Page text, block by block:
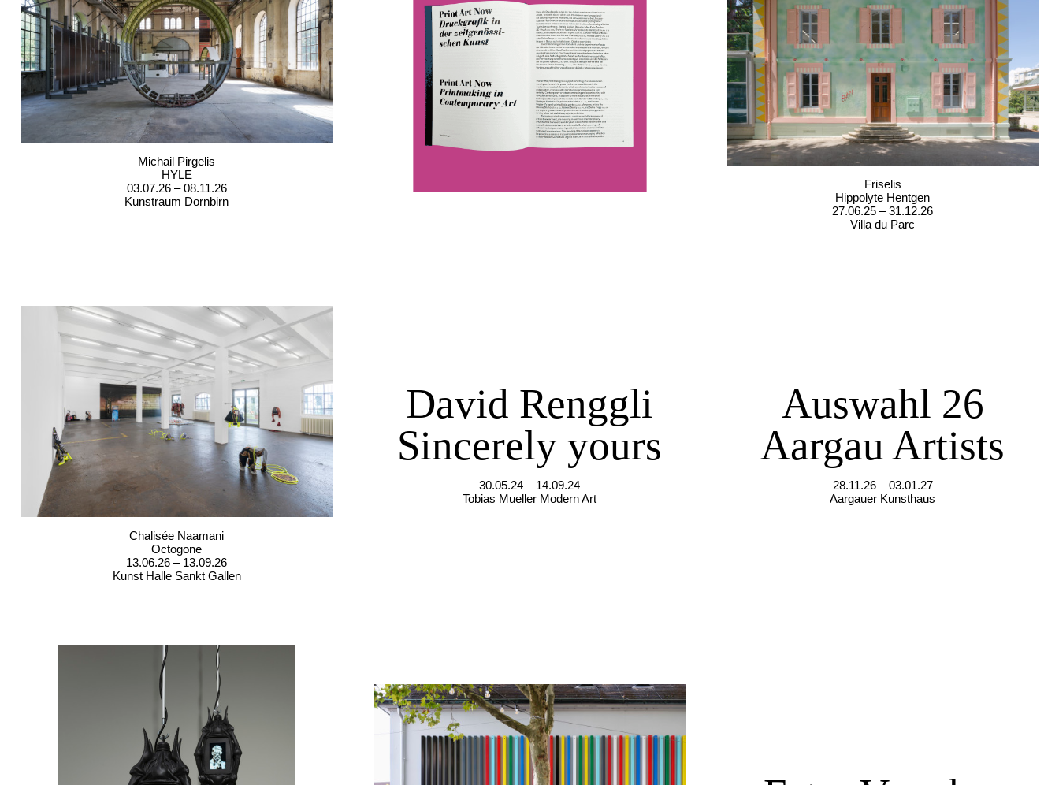
Michail Pirgelis
HYLE
03.07.26 – 08.11.26
Kunstraum Dornbirn
Friselis
Hippolyte Hentgen
27.06.25 – 31.12.26
Villa du Parc
Chalisée Naamani
Octogone
13.06.26 – 13.09.26
Kunst Halle Sankt Gallen
David Renggli
Sincerely yours
30.05.24 – 14.09.24
Tobias Mueller Modern Art
Auswahl 26
Aargau Artists
28.11.26 – 03.01.27
Aargauer Kunsthaus